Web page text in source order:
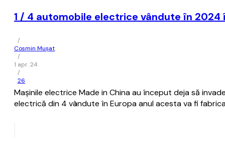
1 / 4 automobile electrice vândute în 2024
/
Cosmin Mușat
/
1 apr. 24
/
26
Maşinile electrice Made in China au început deja să
electrică din 4 vândute în Europa anul acesta va fi